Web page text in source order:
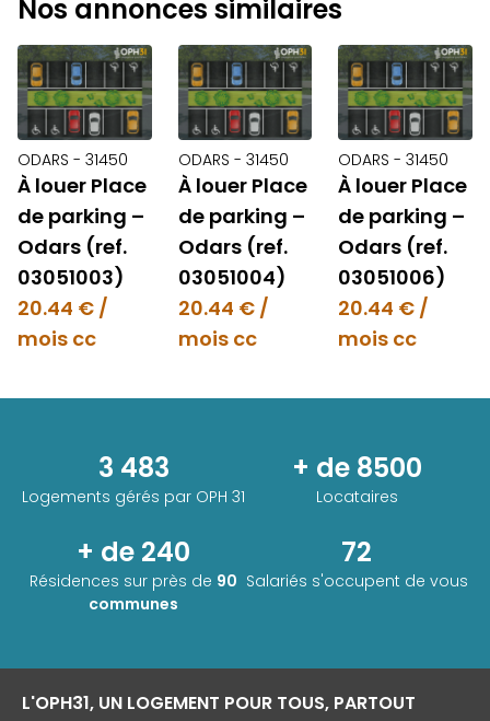
Nos annonces similaires
ODARS - 31450
À louer Place
de parking –
Odars (ref.
03051003)
20.44 € /
mois cc
ODARS - 31450
À louer Place
de parking –
Odars (ref.
03051004)
20.44 € /
mois cc
ODARS - 31450
À louer Place
de parking –
Odars (ref.
03051006)
20.44 € /
mois cc
3 483
Logements gérés par OPH 31
+ de 8500
Locataires
+ de 240
Résidences sur près de 90
communes
72
Salariés s'occupent de vous
L'OPH31, UN LOGEMENT POUR TOUS, PARTOUT